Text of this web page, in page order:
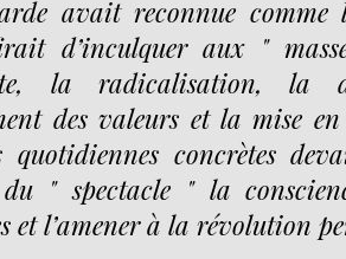
avait reconnue
d’inculquer aux "
la radicalisation, la
des valeurs et la mise
quotidiennes concrètes
" spectacle " la
et l’amener à la révolution